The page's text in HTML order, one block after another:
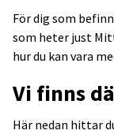
För dig som
som heter just
hur du kan vara
Vi finns
Här nedan hittar